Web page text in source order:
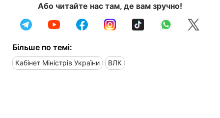
Або читайте нас там, де вам зручно!
Більше по темі:
Кабінет Міністрів України ВЛК